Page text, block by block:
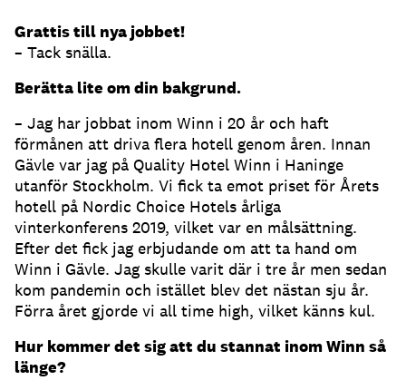
Grattis till nya jobbet!
– Tack snälla.
Berätta lite om din bakgrund.
– Jag har jobbat inom Winn i 20 år och haft
förmånen att driva flera hotell genom åren. Innan
Gävle var jag på Quality Hotel Winn i Haninge
utanför Stockholm. Vi fick ta emot priset för Årets
hotell på Nordic Choice Hotels årliga
vinterkonferens 2019, vilket var en målsättning.
Efter det fick jag erbjudande om att ta hand om
Winn i Gävle. Jag skulle varit där i tre år men sedan
kom pandemin och istället blev det nästan sju år.
Förra året gjorde vi all time high, vilket känns kul.
Hur kommer det sig att du stannat inom Winn så
länge?